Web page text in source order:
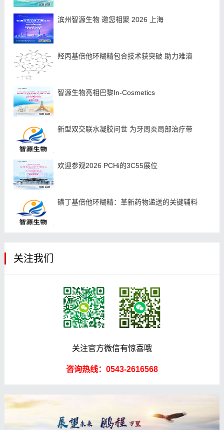
滨州智源生物 邀您相聚 2026 上海
羟丙基倍他环糊精包合技术获突破 助力难溶
智源生物亮相巴黎In-Cosmetics
新型双交联水凝胶问世 为牙周炎局部治疗带
欢迎参观2026 PCHi的3C55展位
磺丁基倍他环糊精：革新药物递送的关键辅料
关注我们
关注官方微信有惊喜哦
咨询热线：0543-2616568